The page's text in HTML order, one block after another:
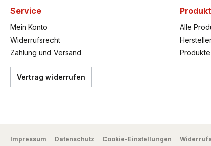
Service
Mein Konto
Widerrufsrecht
Zahlung und Versand
Vertrag widerrufen
Alle
Impressum Datenschutz Cookie-Einstellungen